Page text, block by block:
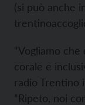
(si può anche
“Vogliamo
corale e
radio Trentino
”Ripeto, noi